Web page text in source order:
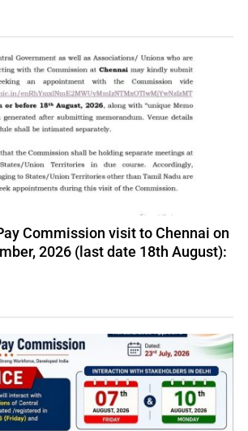
Commission visit to Chennai on
2026 (last date 18th August):